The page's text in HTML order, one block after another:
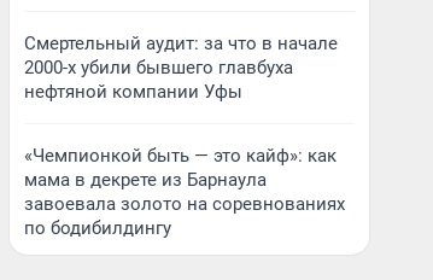
Смертельный аудит: за что в начале
2000-х убили бывшего главбуха
нефтяной компании Уфы
«Чемпионкой быть — это кайф»: как
мама в декрете из Барнаула
завоевала золото на соревнованиях
по бодибилдингу